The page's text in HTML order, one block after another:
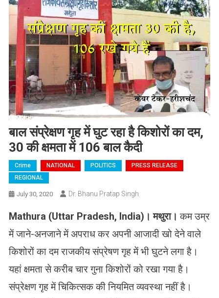
बाल संप्रेक्षण गृह में घुट रहा है किशोरों का दम,
30 की क्षमता में 106 बाल कैदी
Crime NATIONAL POLITICS
PRESS RELEASE
REGIONAL
July 30, 2020 Dr. Bhanu Pratap Singh
Mathura (Uttar Pradesh, India) । मथुरा। कम उम्र
में जाने-अनजाने में अपराध कर अपनी आजादी खो देने वाले
किशोरों का दम राजकीय संप्रेषण गृह में भी घुटने लगा है।
यहां क्षमता से करीब चार गुना किशोरों को रखा गया है।
संप्रेक्षण गृह में चिकित्सक की नियमित व्यवस्था नहीं है।